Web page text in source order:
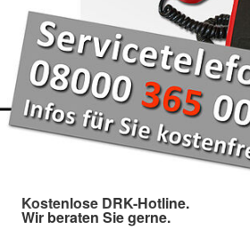
Kostenlose DRK-Hotline.
Wir beraten Sie gerne.